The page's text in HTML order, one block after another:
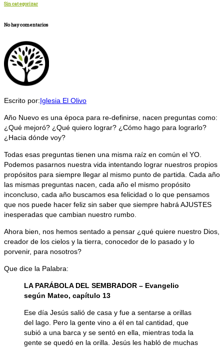
Sin categorizar
No hay comentarios
Escrito por:Iglesia El Olivo
Año Nuevo es una época para re-definirse, nacen preguntas como:
¿Qué mejoró? ¿Qué quiero lograr? ¿Cómo hago para lograrlo?
¿Hacia dónde voy?
Todas esas preguntas tienen una misma raíz en común el YO.
Podemos pasarnos nuestra vida intentando lograr nuestros propios
propósitos para siempre llegar al mismo punto de partida. Cada año
las mismas preguntas nacen, cada año el mismo propósito
inconcluso, cada año buscamos esa felicidad o lo que pensamos
que nos puede hacer feliz sin saber que siempre habrá AJUSTES
inesperadas que cambian nuestro rumbo.
Ahora bien, nos hemos sentado a pensar ¿qué quiere nuestro Dios,
creador de los cielos y la tierra, conocedor de lo pasado y lo
porvenir, para nosotros?
Que dice la Palabra:
LA PARÁBOLA DEL SEMBRADOR – Evangelio
según Mateo, capítulo 13
Ese día Jesús salió de casa y fue a sentarse a orillas
del lago. Pero la gente vino a él en tal cantidad, que
subió a una barca y se sentó en ella, mientras toda la
gente se quedó en la orilla. Jesús les habló de muchas